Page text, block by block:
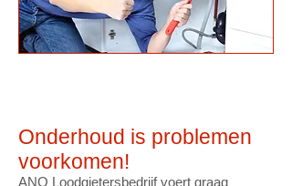
Onderhoud is problemen
voorkomen!
ANO Loodgietersbedrijf voert graag